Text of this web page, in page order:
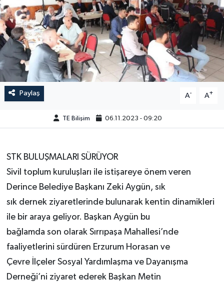
Paylaş A- A+
TE Bilişim 06.11.2023 - 09:20
STK BULUŞMALARI SÜRÜYOR
Sivil toplum kuruluşları ile istişareye önem veren
Derince Belediye Başkanı Zeki Aygün, sık
sık dernek ziyaretlerinde bulunarak kentin dinamikleri
ile bir araya geliyor. Başkan Aygün bu
bağlamda son olarak Sırrıpaşa Mahallesi’nde
faaliyetlerini sürdüren Erzurum Horasan ve
Çevre İlçeler Sosyal Yardımlaşma ve Dayanışma
Derneği’ni ziyaret ederek Başkan Metin